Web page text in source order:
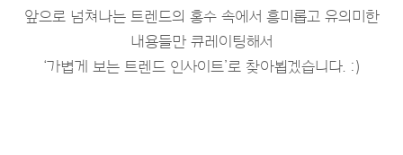
앞으로 넘쳐나는 트렌드의 홍수 속에서 흥미롭고 유의미한
내용들만 큐레이팅해서
‘가볍게 보는 트렌드 인사이트’로 찾아뵙겠습니다. :)